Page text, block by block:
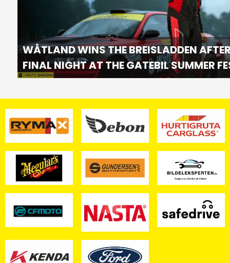
WÅTLAND WINS THE BREISLADDEN
FINAL NIGHT AT THE GATEBIL SUMMER